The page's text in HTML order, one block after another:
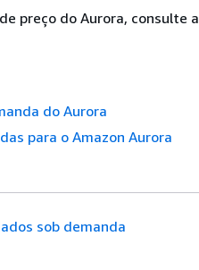
preço do Aurora, consulte a
do Aurora
para o Amazon Aurora
sob demanda